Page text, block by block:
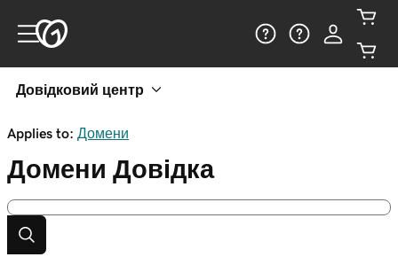
Довідковий центр
Applies to: Домени
Домени Довідка